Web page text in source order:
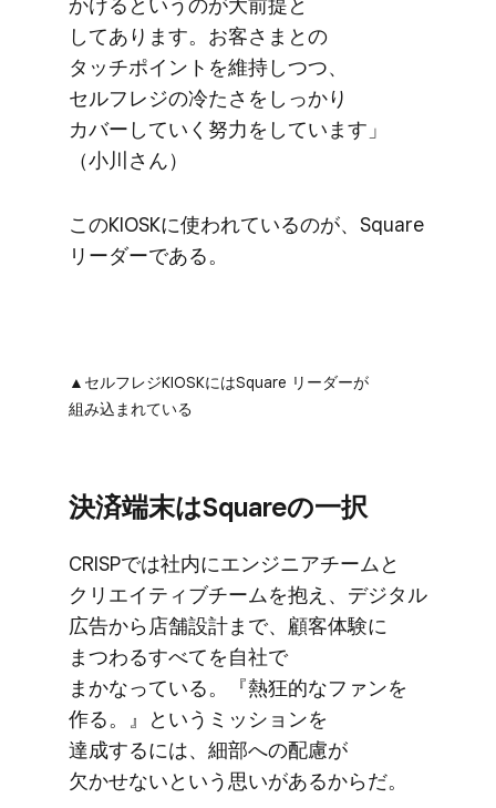
かけると​いうのが​大前提と​
してあります。​お客さまとの​
タッチポイントを​維持しつつ、​
セルフレジの​冷たさを​しっかり​
カバーしていく​努力を​しています」​
（小川さん）
この​KIOSKに​使われているのが、​Square
リーダーである。
▲セルフレジKIOSKには​Square リーダーが​
組み込まれている
決済端末は​Squareの​一択
CRISPでは​社内に​エンジニアチームと​
クリエイティブチームを​抱え、​デジタル​
広告から​店舗設計まで、​顧客体験に​
まつわる​すべてを​自社で​
まかなっている。​『熱狂的な​ファンを​
作る。​』と​いう​ミッションを​
達成するには、​細部への​配慮が​
欠かせないと​いう​思いが​あるからだ。